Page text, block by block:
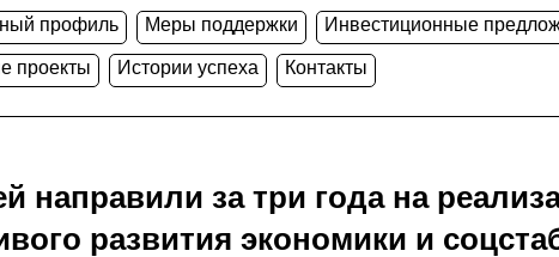
профиль Меры поддержки Инвестиционные
проекты Истории успеха Контакты
направили за три года на
развития экономики и